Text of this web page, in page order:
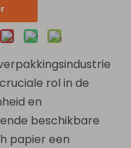
rol in de
en
beschikbare
papier een